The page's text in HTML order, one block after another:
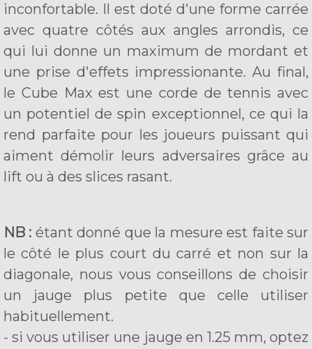
inconfortable. Il est doté d'une forme carrée
avec quatre côtés aux angles arrondis, ce
qui lui donne un maximum de mordant et
une prise d'effets impressionante. Au final,
le Cube Max est une corde de tennis avec
un potentiel de spin exceptionnel, ce qui la
rend parfaite pour les joueurs puissant qui
aiment démolir leurs adversaires grâce au
lift ou à des slices rasant.
NB : étant donné que la mesure est faite sur
le côté le plus court du carré et non sur la
diagonale, nous vous conseillons de choisir
un jauge plus petite que celle utiliser
habituellement.
- si vous utiliser une jauge en 1.25 mm, optez